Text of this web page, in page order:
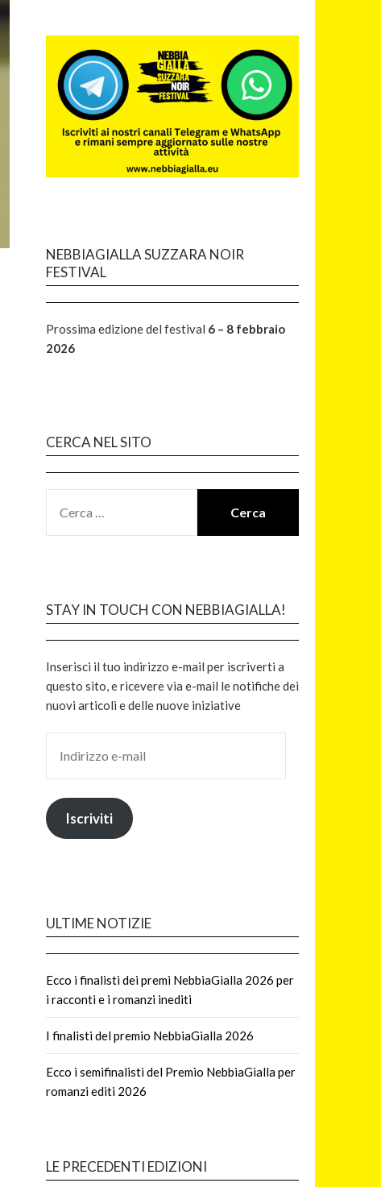
NEBBIAGIALLA SUZZARA NOIR
FESTIVAL
Prossima edizione del festival 6 – 8 febbraio
2026
CERCA NEL SITO
STAY IN TOUCH CON NEBBIAGIALLA!
Inserisci il tuo indirizzo e-mail per iscriverti a
questo sito, e ricevere via e-mail le notifiche dei
nuovi articoli e delle nuove iniziative
Iscriviti
ULTIME NOTIZIE
Ecco i finalisti dei premi NebbiaGialla 2026 per
i racconti e i romanzi inediti
I finalisti del premio NebbiaGialla 2026
Ecco i semifinalisti del Premio NebbiaGialla per
romanzi editi 2026
LE PRECEDENTI EDIZIONI